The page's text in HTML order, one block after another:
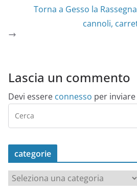
Torna a Gesso la
cannoli,
Lascia un commento
Devi essere connesso per
categorie
a